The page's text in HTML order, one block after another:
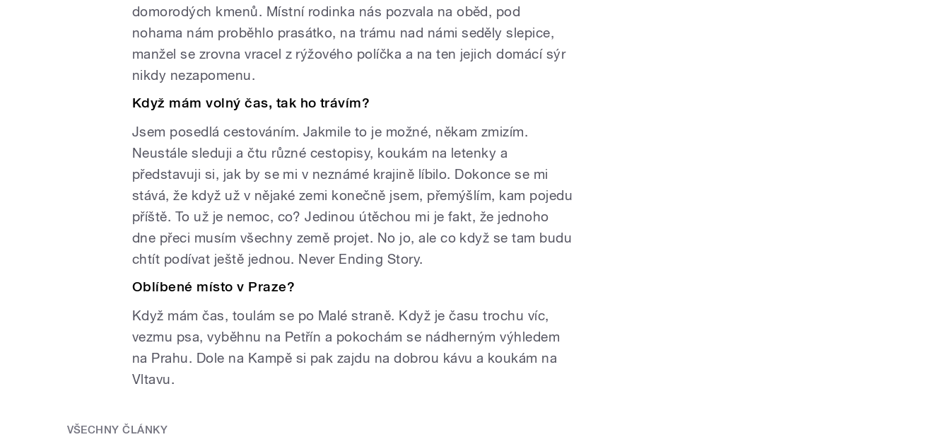
domorodých kmenů. Místní rodinka nás pozvala na oběd, pod
nohama nám proběhlo prasátko, na trámu nad námi seděly slepice,
manžel se zrovna vracel z rýžového políčka a na ten jejich domácí sýr
nikdy nezapomenu.
Když mám volný čas, tak ho trávím?
Jsem posedlá cestováním. Jakmile to je možné, někam zmizím.
Neustále sleduji a čtu různé cestopisy, koukám na letenky a
představuji si, jak by se mi v neznámé krajině líbilo. Dokonce se mi
stává, že když už v nějaké zemi konečně jsem, přemýšlím, kam pojedu
příště. To už je nemoc, co? Jedinou útěchou mi je fakt, že jednoho
dne přeci musím všechny země projet. No jo, ale co když se tam budu
chtít podívat ještě jednou. Never Ending Story.
Oblíbené místo v Praze?
Když mám čas, toulám se po Malé straně. Když je času trochu víc,
vezmu psa, vyběhnu na Petřín a pokochám se nádherným výhledem
na Prahu. Dole na Kampě si pak zajdu na dobrou kávu a koukám na
Vltavu.
VŠECHNY ČLÁNKY